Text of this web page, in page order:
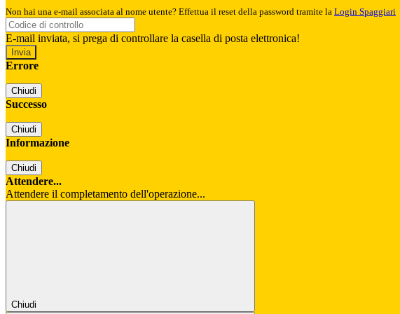
Non hai una e-mail associata al nome utente? Effettua il reset della password tramite la Login Spaggiari
E-mail inviata, si prega di controllare la casella di posta elettronica!
Errore
Chiudi
Successo
Chiudi
Informazione
Chiudi
Attendere...
Attendere il completamento dell'operazione...
Chiudi